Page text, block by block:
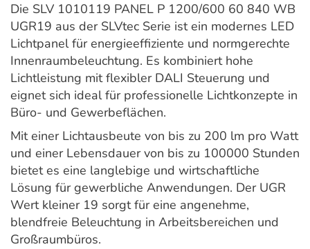
Die SLV 1010119 PANEL P 1200/600 60 840 WB
UGR19 aus der SLVtec Serie ist ein modernes LED
Lichtpanel für energieeffiziente und normgerechte
Innenraumbeleuchtung. Es kombiniert hohe
Lichtleistung mit flexibler DALI Steuerung und
eignet sich ideal für professionelle Lichtkonzepte in
Büro- und Gewerbeflächen.
Mit einer Lichtausbeute von bis zu 200 lm pro Watt
und einer Lebensdauer von bis zu 100000 Stunden
bietet es eine langlebige und wirtschaftliche
Lösung für gewerbliche Anwendungen. Der UGR
Wert kleiner 19 sorgt für eine angenehme,
blendfreie Beleuchtung in Arbeitsbereichen und
Großraumbüros.